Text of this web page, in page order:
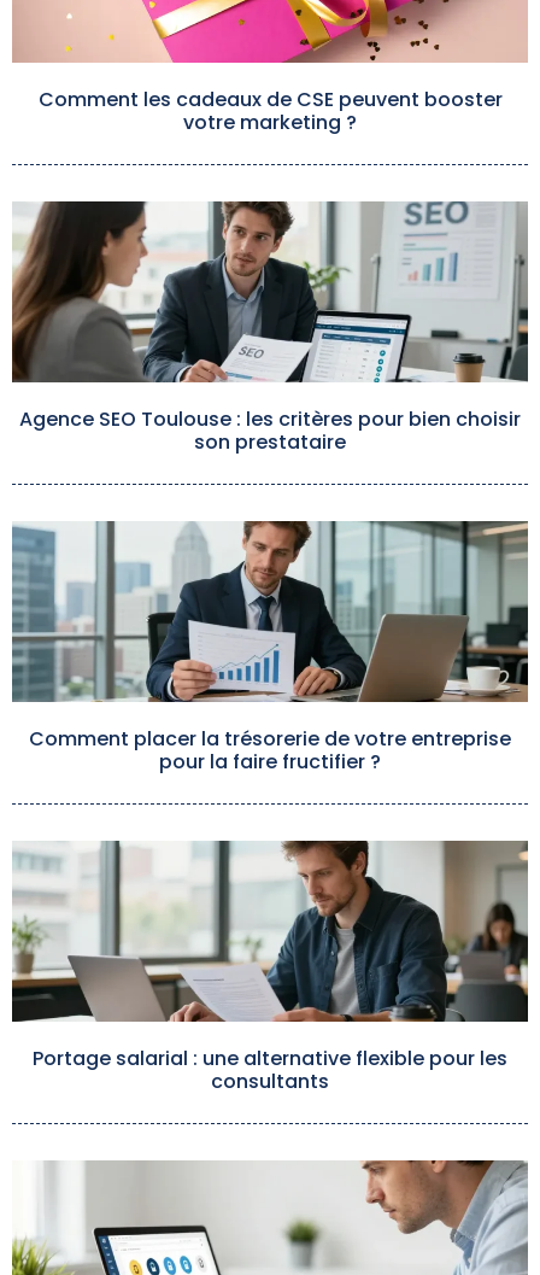
Comment les cadeaux de CSE peuvent booster
votre marketing ?
Agence SEO Toulouse : les critères pour bien choisir
son prestataire
Comment placer la trésorerie de votre entreprise
pour la faire fructifier ?
Portage salarial : une alternative flexible pour les
consultants